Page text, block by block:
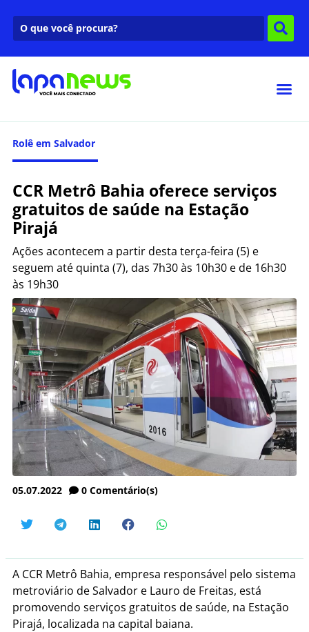
Rolê em Salvador
CCR Metrô Bahia oferece serviços
gratuitos de saúde na Estação
Pirajá
Ações acontecem a partir desta terça-feira (5) e
seguem até quinta (7), das 7h30 às 10h30 e de 16h30
às 19h30
05.07.2022 0 Comentário(s)
A CCR Metrô Bahia, empresa responsável pelo sistema
metroviário de Salvador e Lauro de Freitas, está
promovendo serviços gratuitos de saúde, na Estação
Pirajá, localizada na capital baiana.